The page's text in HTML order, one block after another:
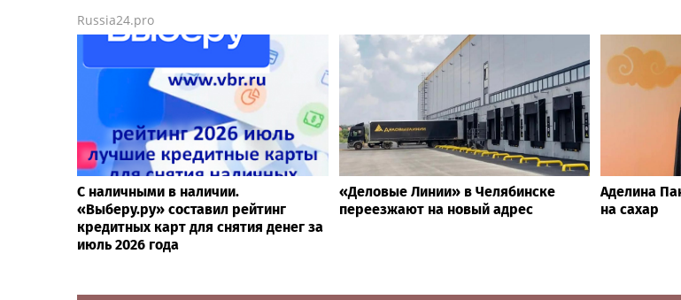
Russia24.pro
С наличными в наличии.
«Выберу.ру» составил рейтинг
кредитных карт для снятия денег за
июль 2026 года
«Деловые Линии» в Челябинске
переезжают на новый адрес
Аделина
на сахар